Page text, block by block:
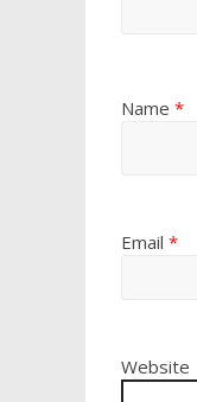
Name *
Email *
Website